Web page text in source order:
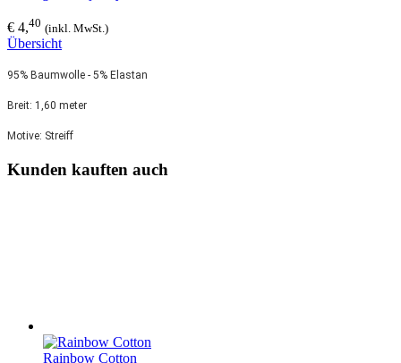
€ 4,40 (inkl. MwSt.)
Übersicht
95% Baumwolle - 5% Elastan
Breit: 1,60 meter
Motive: Streiff
Kunden kauften auch
Rainbow Cotton